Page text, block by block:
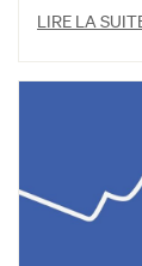
LIRE LA